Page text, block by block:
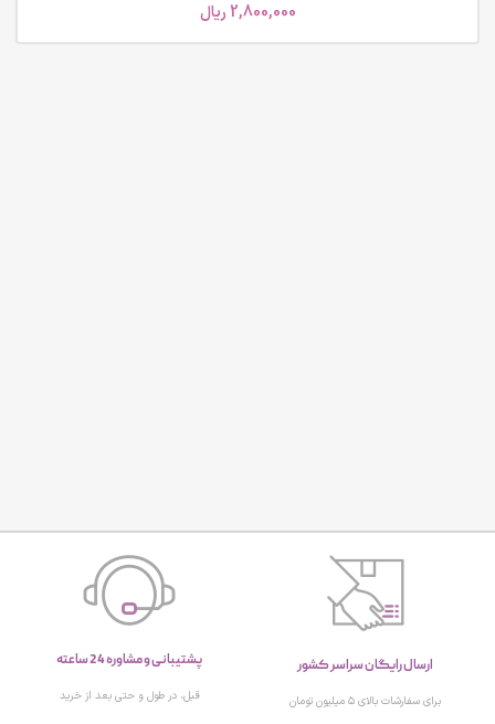
2,800,000 ریال
ارسال رایگان سراسر کشور
برای سفارشات بالای ۵ میلیون تومان
پشتیبانی و مشاوره 24 ساعته
قبل، در طول و حتی بعد از خرید